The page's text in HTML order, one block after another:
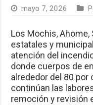
mayo 7, 2026
Los Mochis, Ahome,
estatales y
atención del
donde cuerpos de
alrededor del 80
continúan las
remoción y revisión